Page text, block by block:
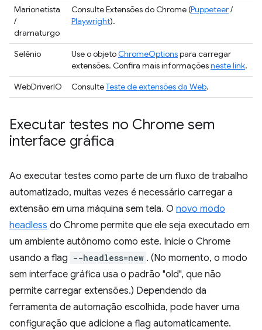
Marionetista
/
dramaturgo
Consulte Extensões do Chrome (Puppeteer/
Playwright).
Selênio Use o objetoChromeOptionspara carregar
extensões. Confira mais informaçõesneste link.
WebDriverIO
ConsulteTeste de extensões da Web.
Executar testes no Chrome sem
interface gráfica
Ao executar testes como parte de um fluxo de trabalho
automatizado, muitas vezes é necessário carregar a
extensão em uma máquina sem tela. O novo modo
headless do Chrome permite que ele seja executado em
um ambiente autônomo como este. Inicie o Chrome
usando a flag --headless=new . (No momento, o modo
sem interface gráfica usa o padrão "old", que não
permite carregar extensões.) Dependendo da
ferramenta de automação escolhida, pode haver uma
configuração que adicione a flag automaticamente.